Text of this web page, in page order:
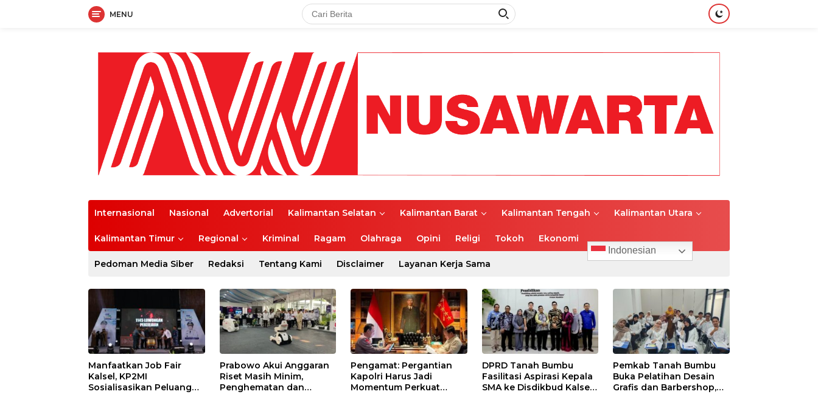
MENU
Internasional Nasional Advertorial Kalimantan Selatan Kalimantan Barat Kalimantan Tengah Kalimantan Utara
Kalimantan Timur Regional Kriminal Ragam Olahraga Opini Religi Tokoh Ekonomi
Indonesian
Pedoman Media Siber Redaksi Tentang Kami Disclaimer Layanan Kerja Sama
Manfaatkan Job Fair
Kalsel, KP2MI
Sosialisasikan Peluang
Prabowo Akui Anggaran
Riset Masih Minim,
Penghematan dan
Pengamat: Pergantian
Kapolri Harus Jadi
Momentum Perkuat
DPRD Tanah Bumbu
Fasilitasi Aspirasi Kepala
SMA ke Disdikbud Kalsel,
Pemkab Tanah Bumbu
Buka Pelatihan Desain
Grafis dan Barbershop,